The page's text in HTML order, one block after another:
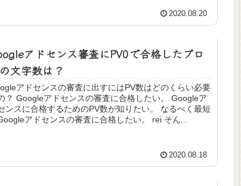
2020.08.20
アドセンス審査にPV0で合格したブロ
文字数は？
アドセンスの審査に出すにはPV数はどのくらい必要
？ Googleアドセンスの審査に合格したい。 Googleア
ンスに合格するためのPV数が知りたい。 なるべく最短
アドセンスの審査に合格したい。 rei そん...
2020.08.18